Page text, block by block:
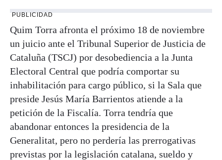
PUBLICIDAD
Quim Torra afronta el próximo 18 de noviembre
un juicio ante el Tribunal Superior de Justicia de
Cataluña (TSCJ) por desobediencia a la Junta
Electoral Central que podría comportar su
inhabilitación para cargo público, si la Sala que
preside Jesús María Barrientos atiende a la
petición de la Fiscalía. Torra tendría que
abandonar entonces la presidencia de la
Generalitat, pero no perdería las prerrogativas
previstas por la legislación catalana, sueldo y